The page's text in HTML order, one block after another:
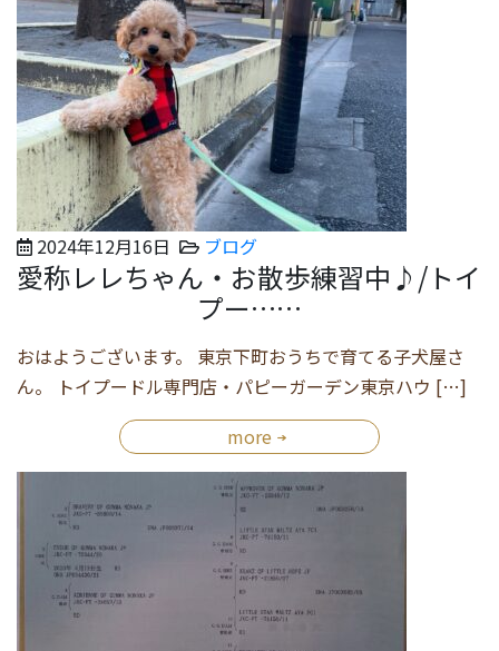
2024年12月16日 ブログ
愛称レレちゃん・お散歩練習中♪/トイ
プー……
おはようございます。 東京下町おうちで育てる子犬屋さ
ん。 トイプードル専門店・パピーガーデン東京ハウ […]
more